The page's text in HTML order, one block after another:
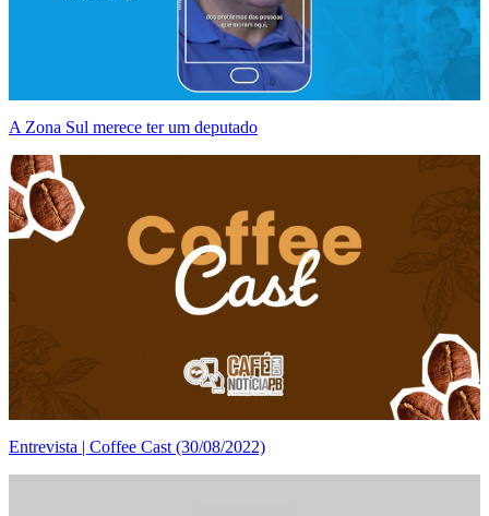
A Zona Sul merece ter um deputado
Entrevista | Coffee Cast (30/08/2022)